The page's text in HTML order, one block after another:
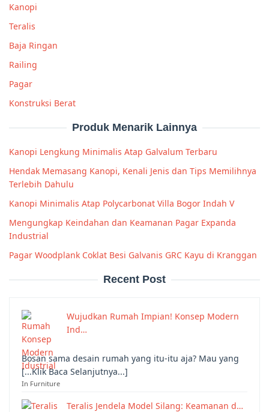
Kanopi
Teralis
Baja Ringan
Railing
Pagar
Konstruksi Berat
Produk Menarik Lainnya
Kanopi Lengkung Minimalis Atap Galvalum Terbaru
Hendak Memasang Kanopi, Kenali Jenis dan Tips Memilihnya
Terlebih Dahulu
Kanopi Minimalis Atap Polycarbonat Villa Bogor Indah V
Mengungkap Keindahan dan Keamanan Pagar Expanda
Industrial
Pagar Woodplank Coklat Besi Galvanis GRC Kayu di Kranggan
Recent Post
Wujudkan Rumah Impian! Konsep Modern
Ind…
Bosan sama desain rumah yang itu-itu aja? Mau yang
[...Klik Baca Selanjutnya...]
In Furniture
Teralis Jendela Model Silang: Keamanan d…